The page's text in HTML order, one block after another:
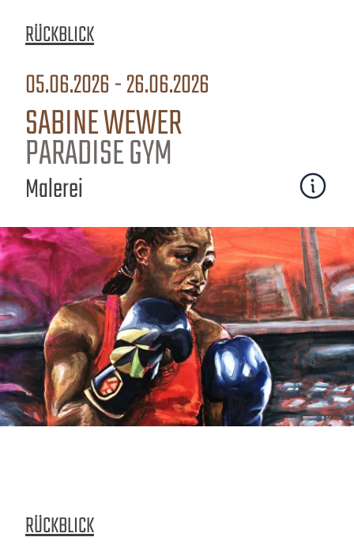
RÜCKBLICK
05.06.2026 - 26.06.2026
SABINE WEWER
PARADISE GYM
Malerei
RÜCKBLICK